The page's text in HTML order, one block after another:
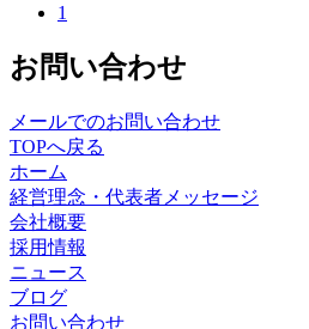
1
お問い合わせ
メールでのお問い合わせ
TOPへ戻る
ホーム
経営理念・代表者メッセージ
会社概要
採用情報
ニュース
ブログ
お問い合わせ